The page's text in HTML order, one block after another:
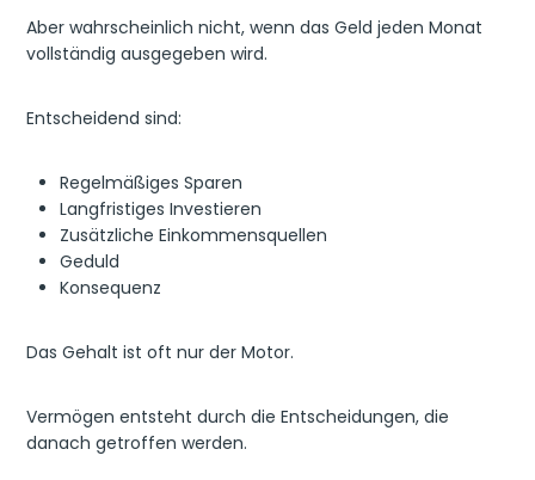
Aber wahrscheinlich nicht, wenn das Geld jeden Monat
vollständig ausgegeben wird.
Entscheidend sind:
Regelmäßiges Sparen
Langfristiges Investieren
Zusätzliche Einkommensquellen
Geduld
Konsequenz
Das Gehalt ist oft nur der Motor.
Vermögen entsteht durch die Entscheidungen, die
danach getroffen werden.